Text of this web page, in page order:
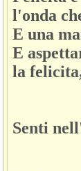
l'onda
E una
E
la
Senti